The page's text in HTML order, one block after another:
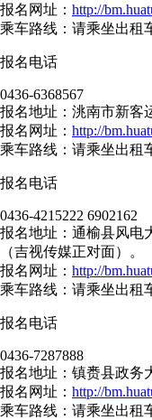
报名网址： http://
乘车路线：请乘坐出租
报名电话
0436-6368567
报名地址：洮南市新客
报名网址： http://
乘车路线：请乘坐出租
报名电话
0436-4215222 6902162
报名地址：通榆县风电
（吉视传媒正对面）。
报名网址： http://
乘车路线：请乘坐出租
报名电话
0436-7287888
报名地址：镇赉县政务
报名网址： http://
乘车路线：请乘坐出租